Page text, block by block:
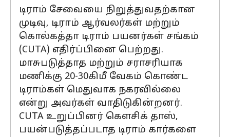
டிராம் சேவையை நிறுத்துவதற்கான
முடிவு, டிராம் ஆர்வலர்கள் மற்றும்
கொல்கத்தா டிராம் பயனர்கள் சங்கம்
(CUTA) எதிர்ப்பினை பெற்றது.
மாசுபடுத்தாத மற்றும் சராசரியாக
மணிக்கு 20-30கிமீ வேகம் கொண்ட
டிராம்கள் மெதுவாக நகரவில்லை
என்று அவர்கள் வாதிடுகின்றனர்.
CUTA உறுப்பினர் கௌசிக் தாஸ்,
பயன்படுத்தப்படாத டிராம் கார்களை